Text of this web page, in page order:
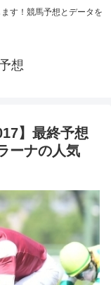
す！競馬予想とデータを
想
】最終予想
ーナの人気